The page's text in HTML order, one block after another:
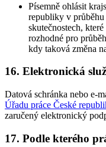
Písemně ohlásit
republiky v
skutečnostech,
rozhodné pro
kdy taková změna
16. Elektronická
Datová schránka nebo e-
Úřadu práce České
zaručený elektronický
17. Podle kterého